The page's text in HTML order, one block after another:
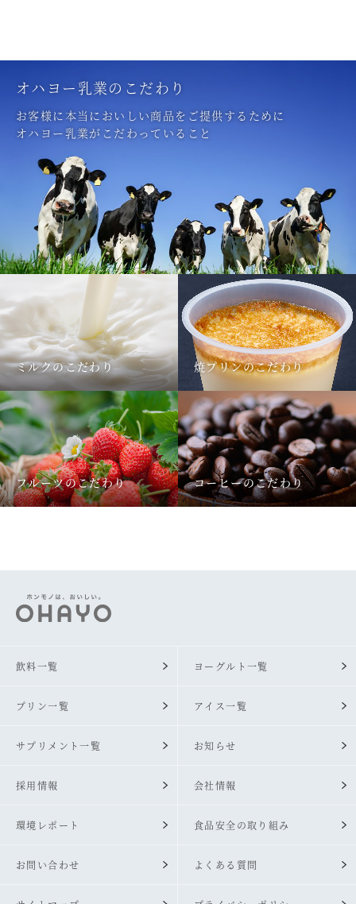
オハヨー乳業のこだわり
お客様に本当においしい商品をご提供するために
オハヨー乳業がこだわっていること
ミルクのこだわり 焼プリンのこだわり
フルーツのこだわり コーヒーのこだわり
飲料一覧 ヨーグルト一覧
プリン一覧 アイス一覧
サプリメント一覧 お知らせ
採用情報 会社情報
環境レポート 食品安全の取り組み
お問い合わせ よくある質問